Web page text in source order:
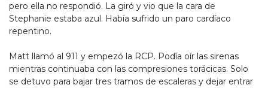
pero ella no respondió. La giró y vio que la cara de
Stephanie estaba azul. Había sufrido un paro cardíaco
repentino.
Matt llamó al 911 y empezó la RCP. Podía oír las sirenas
mientras continuaba con las compresiones torácicas. Solo
se detuvo para bajar tres tramos de escaleras y dejar entrar